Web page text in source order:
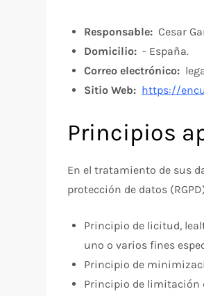
Responsable: Cesar
Domicilio: - España.
Correo electrónico:
Sitio Web: https://
Principios
En el tratamiento de sus
protección de datos
Principio de licitud,
uno o varios fines
Principio de
Principio de limitación